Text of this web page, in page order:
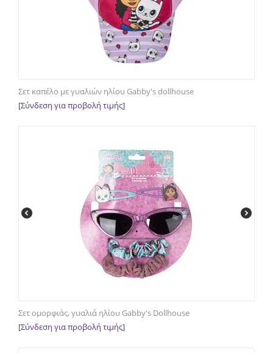
Σετ καπέλο με γυαλιών ηλίου Gabby's dollhouse
[Σύνδεση για προβολή τιμής]
Σετ ομορφιάς, γυαλιά ηλίου Gabby's Dollhouse
[Σύνδεση για προβολή τιμής]